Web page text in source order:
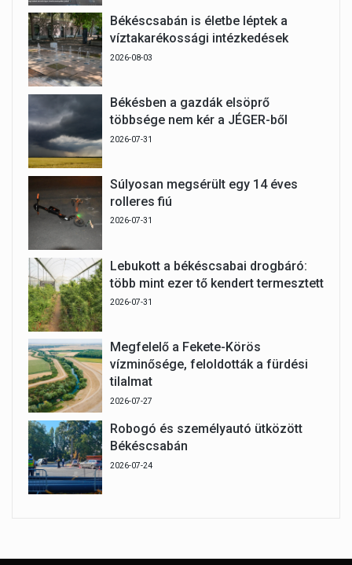
Békéscsabán is életbe léptek a
víztakarékossági intézkedések
2026-08-03
Békésben a gazdák elsöprő
többsége nem kér a JÉGER-ből
2026-07-31
Súlyosan megsérült egy 14 éves
rolleres fiú
2026-07-31
Lebukott a békéscsabai drogbáró:
több mint ezer tő kendert termesztett
2026-07-31
Megfelelő a Fekete-Körös
vízminősége, feloldották a fürdési
tilalmat
2026-07-27
Robogó és személyautó ütközött
Békéscsabán
2026-07-24